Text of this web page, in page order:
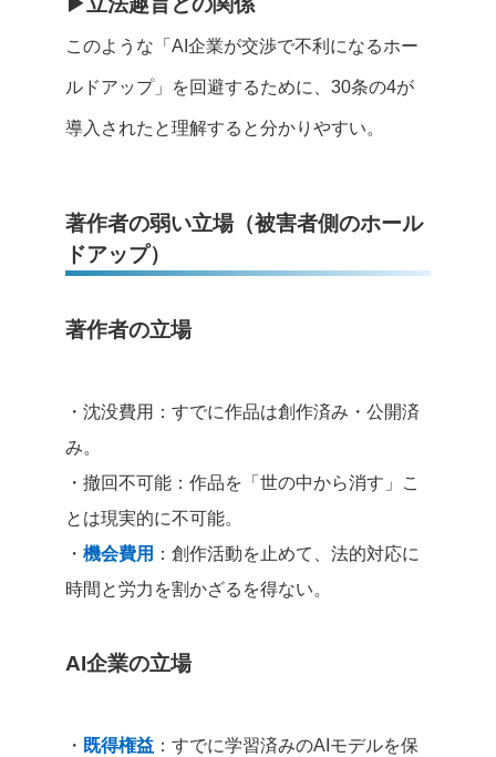
このような「AI企業が交渉で不利になるホー
ルドアップ」を回避するために、30条の4が
導入されたと理解すると分かりやすい。
著作者の弱い立場（被害者側のホール
ドアップ）
著作者の立場
・沈没費用：すでに作品は創作済み・公開済
み。
・撤回不可能：作品を「世の中から消す」こ
とは現実的に不可能。
・ 機会費用 ：創作活動を止めて、法的対応に
時間と労力を割かざるを得ない。
AI企業の立場
・ 既得権益 ：すでに学習済みのAIモデルを保